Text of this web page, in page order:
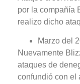
por la compañía
realizo dicho
Marzo del
Nuevamente
ataques de
confundió con el